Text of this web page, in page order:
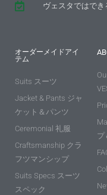
ヴェスタではで
オーダーメイドアイ
テム
Suits スーツ
Jacket & Pants ジャ
ケット＆パンツ
Ceremonial 礼服
Craftsmanship クラ
フツマンシップ
Suits Specs スーツ
スペック
プ